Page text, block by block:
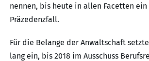
nennen, bis heute in allen Facetten ein
Präzedenzfall.
Für die Belange der Anwaltschaft
lang ein, bis 2018 im Ausschuss